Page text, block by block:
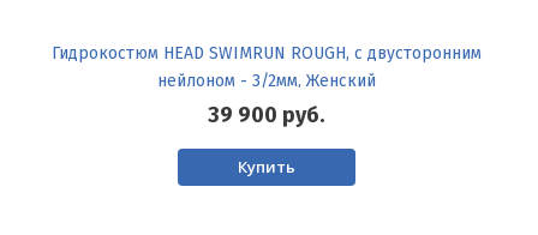
Гидрокостюм HEAD SWIMRUN ROUGH, с двусторонним
нейлоном - 3/2мм, Женский
39 900 руб.
Купить